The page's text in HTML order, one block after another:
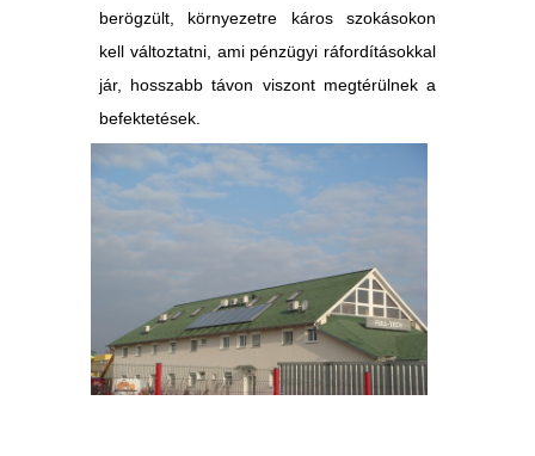
berögzült, környezetre káros szokásokon
kell változtatni, ami pénzügyi ráfordításokkal
jár, hosszabb távon viszont megtérülnek a
befektetések.